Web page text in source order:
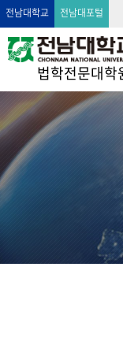
전남대학교 전남대포털
법학전문대학